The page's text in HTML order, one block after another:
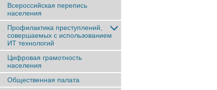
Всероссийская перепись
населения
Профилактика преступлений,
совершаемых с использованием
ИТ технологий
Цифровая грамотность
населения
Общественная палата